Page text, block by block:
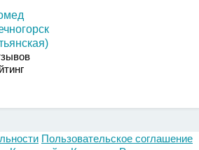
Пользовательское соглашение